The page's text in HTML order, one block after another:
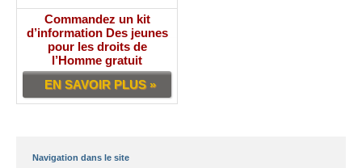
Commandez un kit
d’information Des jeunes
pour les droits de
l’Homme gratuit
EN SAVOIR PLUS »
Navigation dans le site